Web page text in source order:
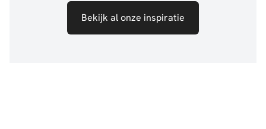
Bekijk al onze inspiratie